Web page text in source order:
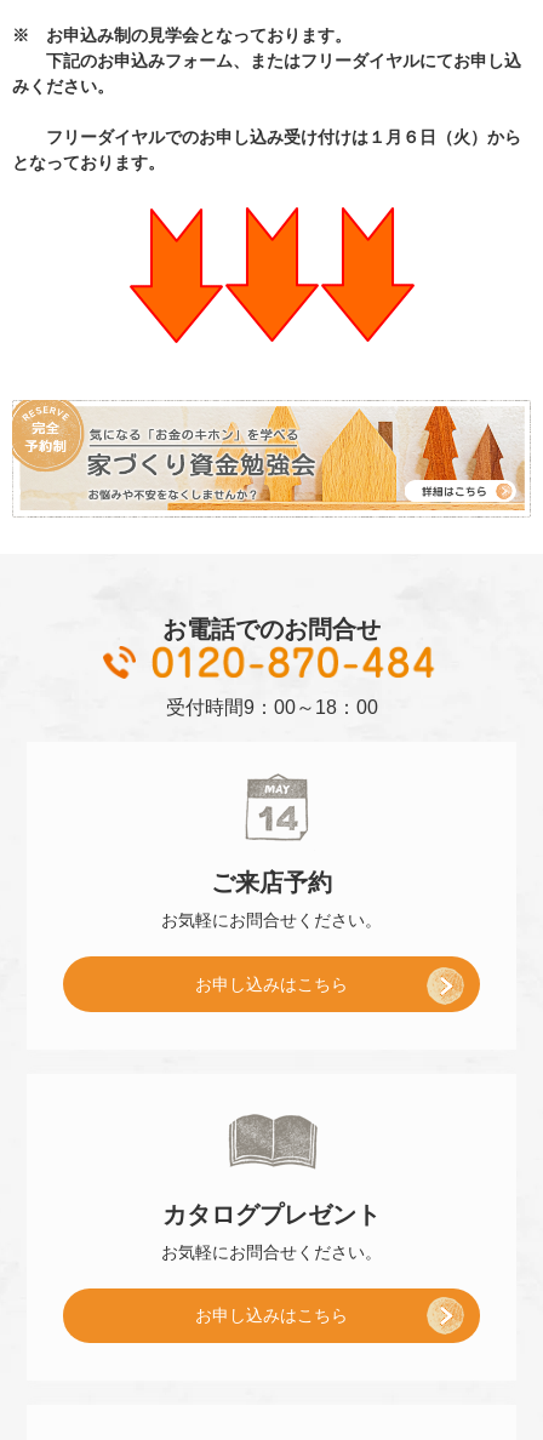
※ お申込み制の見学会となっております。
下記のお申込みフォーム、またはフリーダイヤルにてお申し込
みください。
フリーダイヤルでのお申し込み受け付けは１月６日（火）から
となっております。
お電話でのお問合せ
受付時間9：00～18：00
ご来店予約
お気軽にお問合せください。
予
お申し込みはこちら
カタログプレゼント
お気軽にお問合せください。
お申し込みはこちら